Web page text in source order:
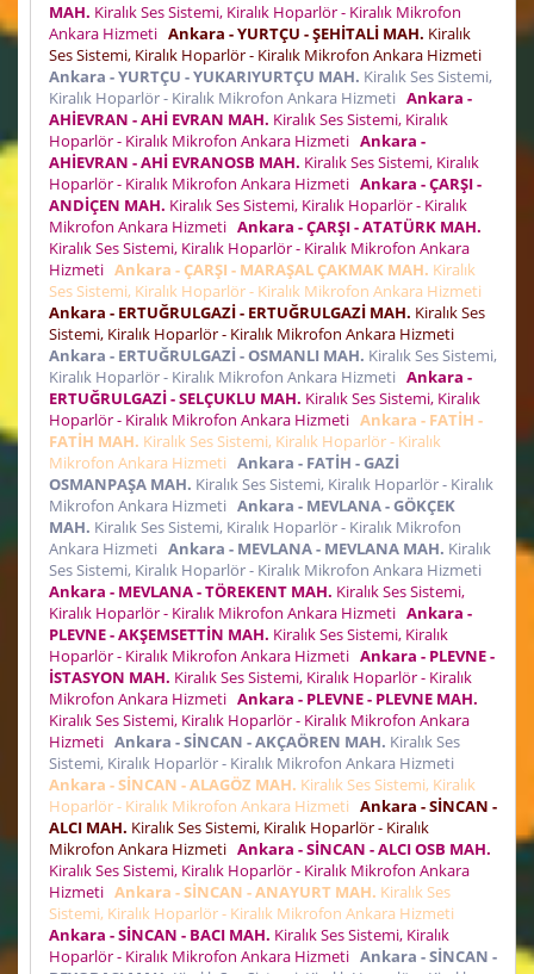
MAH. Kiralık Ses Sistemi, Kiralık Hoparlör - Kiralık Mikrofon
Ankara Hizmeti Ankara - YURTÇU - ŞEHİTALİ MAH. Kiralık
Ses Sistemi, Kiralık Hoparlör - Kiralık Mikrofon Ankara Hizmeti
Ankara - YURTÇU - YUKARIYURTÇU MAH. Kiralık Ses Sistemi,
Kiralık Hoparlör - Kiralık Mikrofon Ankara Hizmeti Ankara -
AHİEVRAN - AHİ EVRAN MAH. Kiralık Ses Sistemi, Kiralık
Hoparlör - Kiralık Mikrofon Ankara Hizmeti Ankara -
AHİEVRAN - AHİ EVRANOSB MAH. Kiralık Ses Sistemi, Kiralık
Hoparlör - Kiralık Mikrofon Ankara Hizmeti Ankara - ÇARŞI -
ANDİÇEN MAH. Kiralık Ses Sistemi, Kiralık Hoparlör - Kiralık
Mikrofon Ankara Hizmeti Ankara - ÇARŞI - ATATÜRK MAH.
Kiralık Ses Sistemi, Kiralık Hoparlör - Kiralık Mikrofon Ankara
Hizmeti Ankara - ÇARŞI - MARAŞAL ÇAKMAK MAH. Kiralık
Ses Sistemi, Kiralık Hoparlör - Kiralık Mikrofon Ankara Hizmeti
Ankara - ERTUĞRULGAZİ - ERTUĞRULGAZİ MAH. Kiralık Ses
Sistemi, Kiralık Hoparlör - Kiralık Mikrofon Ankara Hizmeti
Ankara - ERTUĞRULGAZİ - OSMANLI MAH. Kiralık Ses Sistemi,
Kiralık Hoparlör - Kiralık Mikrofon Ankara Hizmeti Ankara -
ERTUĞRULGAZİ - SELÇUKLU MAH. Kiralık Ses Sistemi, Kiralık
Hoparlör - Kiralık Mikrofon Ankara Hizmeti Ankara - FATİH -
FATİH MAH. Kiralık Ses Sistemi, Kiralık Hoparlör - Kiralık
Mikrofon Ankara Hizmeti Ankara - FATİH - GAZİ
OSMANPAŞA MAH. Kiralık Ses Sistemi, Kiralık Hoparlör - Kiralık
Mikrofon Ankara Hizmeti Ankara - MEVLANA - GÖKÇEK
MAH. Kiralık Ses Sistemi, Kiralık Hoparlör - Kiralık Mikrofon
Ankara Hizmeti Ankara - MEVLANA - MEVLANA MAH. Kiralık
Ses Sistemi, Kiralık Hoparlör - Kiralık Mikrofon Ankara Hizmeti
Ankara - MEVLANA - TÖREKENT MAH. Kiralık Ses Sistemi,
Kiralık Hoparlör - Kiralık Mikrofon Ankara Hizmeti Ankara -
PLEVNE - AKŞEMSETTİN MAH. Kiralık Ses Sistemi, Kiralık
Hoparlör - Kiralık Mikrofon Ankara Hizmeti Ankara - PLEVNE -
İSTASYON MAH. Kiralık Ses Sistemi, Kiralık Hoparlör - Kiralık
Mikrofon Ankara Hizmeti Ankara - PLEVNE - PLEVNE MAH.
Kiralık Ses Sistemi, Kiralık Hoparlör - Kiralık Mikrofon Ankara
Hizmeti Ankara - SİNCAN - AKÇAÖREN MAH. Kiralık Ses
Sistemi, Kiralık Hoparlör - Kiralık Mikrofon Ankara Hizmeti
Ankara - SİNCAN - ALAGÖZ MAH. Kiralık Ses Sistemi, Kiralık
Hoparlör - Kiralık Mikrofon Ankara Hizmeti Ankara - SİNCAN -
ALCI MAH. Kiralık Ses Sistemi, Kiralık Hoparlör - Kiralık
Mikrofon Ankara Hizmeti Ankara - SİNCAN - ALCI OSB MAH.
Kiralık Ses Sistemi, Kiralık Hoparlör - Kiralık Mikrofon Ankara
Hizmeti Ankara - SİNCAN - ANAYURT MAH. Kiralık Ses
Sistemi, Kiralık Hoparlör - Kiralık Mikrofon Ankara Hizmeti
Ankara - SİNCAN - BACI MAH. Kiralık Ses Sistemi, Kiralık
Hoparlör - Kiralık Mikrofon Ankara Hizmeti Ankara - SİNCAN -